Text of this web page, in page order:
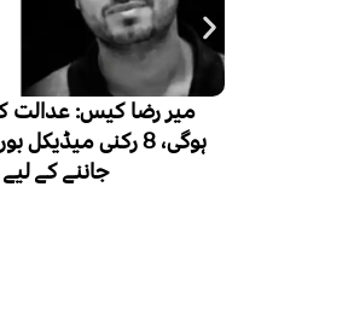
پر کل قبر کشائی
تشکیل، موت کی وجہ
لاکھ 50 ہزار نئے مریض، ایک لاکھ اموات